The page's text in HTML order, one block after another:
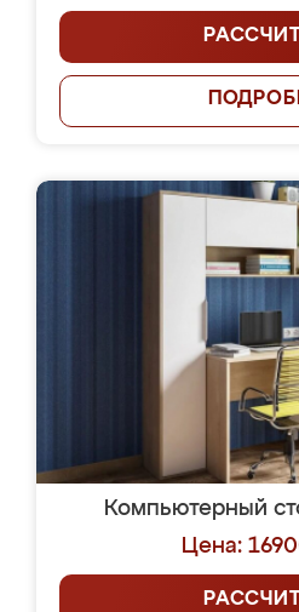
Компьютерный
Цена: